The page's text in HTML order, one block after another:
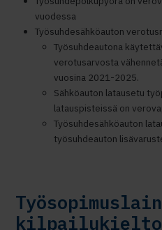
vuodessa
Työsuhdesähköauton
Työsuhdeautona
verotusarvosta
vuosina 2021-2025.
Sähköauton latausetu
latauspisteissä on
Työsuhdesähköauton
työsuhdeauton